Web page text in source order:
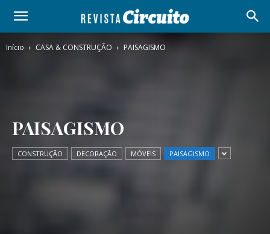
Início CASA & CONSTRUÇÃO PAISAGISMO
PAISAGISMO
CONSTRUÇÃO DECORAÇÃO MÓVEIS PAISAGISMO